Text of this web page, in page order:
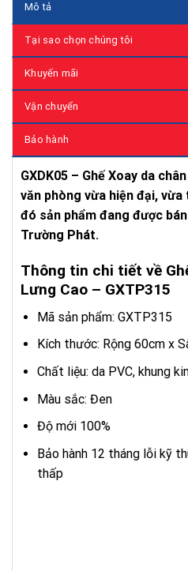
Mô tả
Tại sao chọn chúng tôi
Khuyến mãi
Vận chuyển
Bảo hành
GXDK05 – Ghế Xoay da
văn phòng vừa hiện đại,
đó sản phẩm đang được
Trường Phát.
Thông tin chi tiết về
Lưng Cao – GXTP315
Mã sản phẩm: GXTP315
Kích thước: Rộng 60cm x
Chất liệu: da PVC, khung
Màu sắc: Đen
Độ mới 100%
Bảo hành 12 tháng lỗi kỹ
thấp